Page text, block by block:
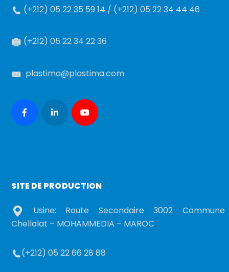
(+212) 05 22 35 59 14 / (+212) 05 22 34 44 46
(+212) 05 22 34 22 36
plastima@plastima.com
SITE DE PRODUCTION
Usine: Route Secondaire 3002 Commune
Chellalat – MOHAMMEDIA – MAROC
(+212) 05 22 66 28 88